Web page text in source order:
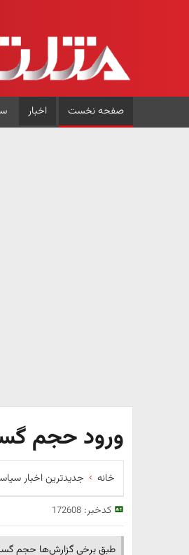
صفحه نخست اخبار
ورود حجم
خانه جدیدترین اخبار
کدخبر:172608
طبق برخی گزارش‌ها حجم